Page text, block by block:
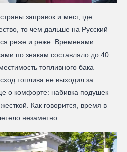
заправок и мест, где
то чем дальше на Русский
реже и реже. Временами
по знакам составляло до 40
топливного бака
топлива не выходил за
о комфорте: набивка подушек
Как говорится, время в
незаметно.